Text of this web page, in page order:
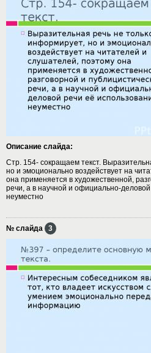
Описание слайда:
Стр. 154- сокращаем текст.
но и эмоционально воздействует на
она применяется в художественной,
речи, а в научной и официально-
неуместно
№ слайда 3